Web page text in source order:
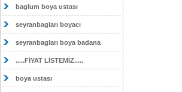
baglum boya ustası
seyranbagları boyacı
seyranbagları boya badana
.....FİYAT LİSTEMİZ.....
boya ustası